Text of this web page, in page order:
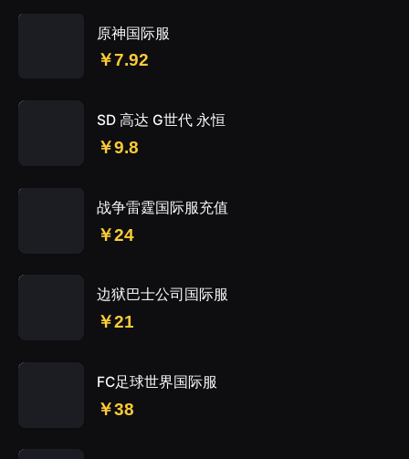
原神国际服
￥7.92
SD 高达 G世代 永恒
￥9.8
战争雷霆国际服充值
￥24
边狱巴士公司国际服
￥21
FC足球世界国际服
￥38